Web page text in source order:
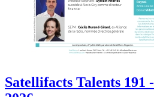
Satellifacts Talents